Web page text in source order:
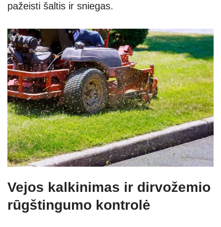
pažeisti šaltis ir sniegas.
Vejos kalkinimas ir dirvožemio
rūgštingumo kontrolė